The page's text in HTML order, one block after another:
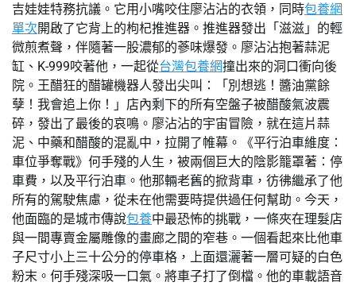
吉娃娃特務抗議。它用小嘴咬住廖沾沾的衣領，同時包養網
單次開啟了它背上的枸杞推進器。推進器發出「滋滋」的輕
微煎煮聲，伴隨著一股濃郁的蔘味爆發。廖沾沾抱著蒜泥
缸、K-999咬著他，一起從台灣包養網撞出來的洞口衝向後
院。王醋狂的醋罐機器人發出尖叫：「別想逃！醬油黨餘
孽！我會追上你！」店內剩下的所有空盤子被醋酸氣波震
碎，發出了最後的哀鳴。廖沾沾的宇宙冒險，就在這片蒜
泥、中藥和醋酸的混亂中，拉開了帷幕。《平行泊車維度：
車位爭奪戰》何手殘的人生，被兩個巨大的陰影籠罩著：停
車費，以及平行泊車。他那輛老舊的掀背車，彷彿繼承了他
所有的駕駛焦慮，從未在他需要時提供過任何幫助。今天，
他面臨的是城市傳說包養中最恐怖的挑戰，一條夾在理髮店
與一間專賣金屬雕像的畫廊之間的窄巷。一個看起來比他車
子尺寸小上三十公分的停車格，上面還灑著一層可疑的白色
粉末。何手殘深吸一口氣。將車子打了倒檔。他的車載語音